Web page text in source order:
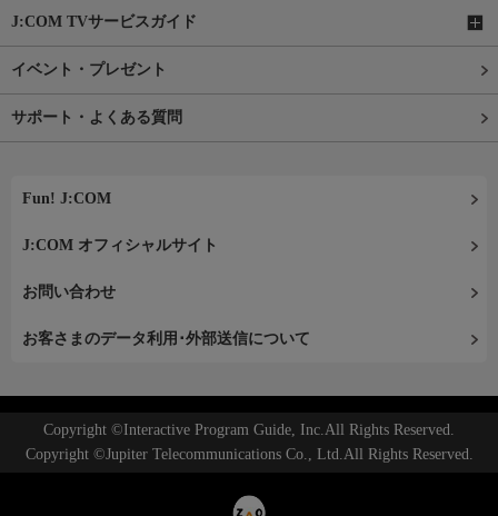
J:COM TVサービスガイド
イベント・プレゼント
サポート・よくある質問
Fun! J:COM
J:COM オフィシャルサイト
お問い合わせ
お客さまのデータ利用･外部送信について
Copyright ©Interactive Program Guide, Inc.All Rights Reserved.
Copyright ©Jupiter Telecommunications Co., Ltd.All Rights Reserved.